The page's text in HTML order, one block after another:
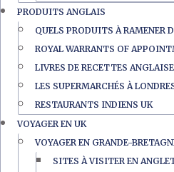
PRODUITS ANGLAIS
QUELS PRODUITS À RAMENER
ROYAL WARRANTS OF
LIVRES DE RECETTES
LES SUPERMARCHÉS À
RESTAURANTS INDIENS UK
VOYAGER EN UK
VOYAGER EN GRANDE-
SITES À VISITER EN